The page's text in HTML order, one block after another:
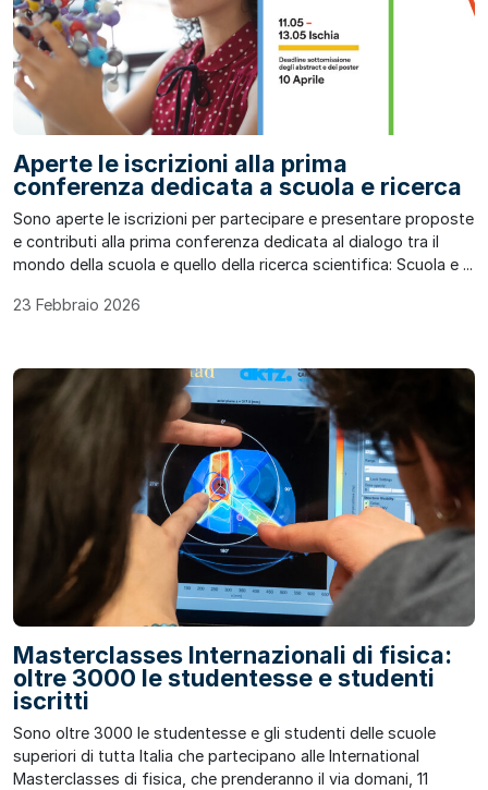
Aperte le iscrizioni alla prima
conferenza dedicata a scuola e ricerca
Sono aperte le iscrizioni per partecipare e presentare proposte
e contributi alla prima conferenza dedicata al dialogo tra il
mondo della scuola e quello della ricerca scientifica: Scuola e ...
23 Febbraio 2026
Masterclasses Internazionali di fisica:
oltre 3000 le studentesse e studenti
iscritti
Sono oltre 3000 le studentesse e gli studenti delle scuole
superiori di tutta Italia che partecipano alle International
Masterclasses di fisica, che prenderanno il via domani, 11